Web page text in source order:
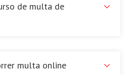
de multa de
multa online